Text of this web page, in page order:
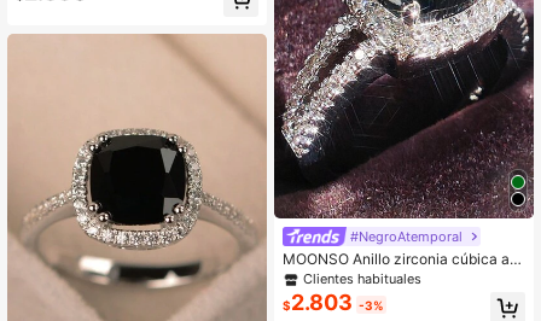
#NegroAtemporal
MOONSO Anillo zirconia cúbica ad
ornoClientes habituales
$2.803 -3%